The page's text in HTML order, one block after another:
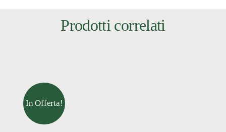
Prodotti correlati
In Offerta!
IVA & Fisco